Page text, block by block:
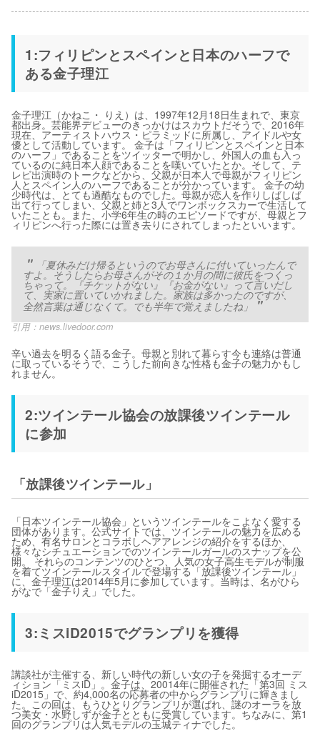
1:フィリピンとスペインと日本のハーフで
ある金子理江
金子理江（かねこ・ りえ）は、1997年12月18日生まれで、東京
都出身。芸能界デビューのきっかけはスカウトだそうで、2016年
現在、アーティストハウス・ピラミッドに所属し、アイドルや女
優として活動しています。 金子は「フィリピンとスペインと日本
のハーフ」であることをツイッターで明かし、外国人の血も入っ
ているのに純日本人顔であることを嘆いていたとか。そして、テ
レビ出演時のトークなどから、父親が日本人で母親がフィリピン
人とスペイン人のハーフであることが分かっています。 金子の幼
少時代は、とても過酷なものでした。母親が恋人を作りしばしば
出て行ってしまい、父親と姉と3人でワンボックスカーで生活して
いたことも。また、小学6年生の時のエピソードですが、母親とフ
ィリピンへ行った際には置き去りにされてしまったといいます。
「夏休みだけ帰るというのでお母さんに付いていったんで
すよ。そうしたらお母さんがその１か月の間に彼氏をつくっ
ちゃって。『チケットがない』『お金がない』って言いだし
て、実家に置いていかれました。家族は多かったのですが、
全然言葉は通じなくて。でも半年で覚えましたね」
引用：news.livedoor.com
辛い過去を明るく語る金子。母親と別れて暮らす今も連絡は普通
に取っているそうで、こうした前向きな性格も金子の魅力かもし
れません。
2:ツインテール協会の放課後ツインテール
に参加
「放課後ツインテール」
「日本ツインテール協会」というツインテールをこよなく愛する
団体があります。公式サイトでは、ツインテールの魅力を広める
ため、有名サロンとコラボしヘアアレンジの紹介をするほか、
様々なシチュエーションでのツインテールガールのスナップを公
開。 それらのコンテンツのひとつ、人気の女子高生モデルが制服
を着てツインテールスタイルで登場する「放課後ツインテール」
に、金子理江は2014年5月に参加しています。当時は、名がひら
がなで「金子りえ」でした。
3:ミスiD2015でグランプリを獲得
講談社が主催する、新しい時代の新しい女の子を発掘するオーデ
ィション「ミスiD」。金子は、20014年に開催された「第3回 ミス
iD2015」で、約4,000名の応募者の中からグランプリに輝きまし
た。この回は、もうひとりグランプリが選ばれ、謎のオーラを放
つ美女・水野しずが金子とともに受賞しています。ちなみに、第1
回のグランプリは人気モデルの玉城ティナでした。